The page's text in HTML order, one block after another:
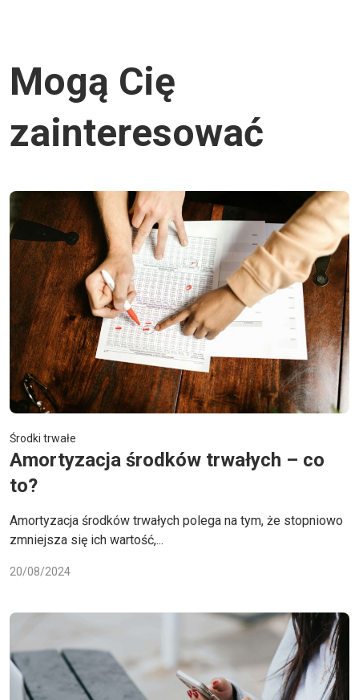
Mogą Cię
zainteresować
Środki trwałe
Amortyzacja środków trwałych – co
to?
Amortyzacja środków trwałych polega na tym, że stopniowo
zmniejsza się ich wartość,...
20/08/2024